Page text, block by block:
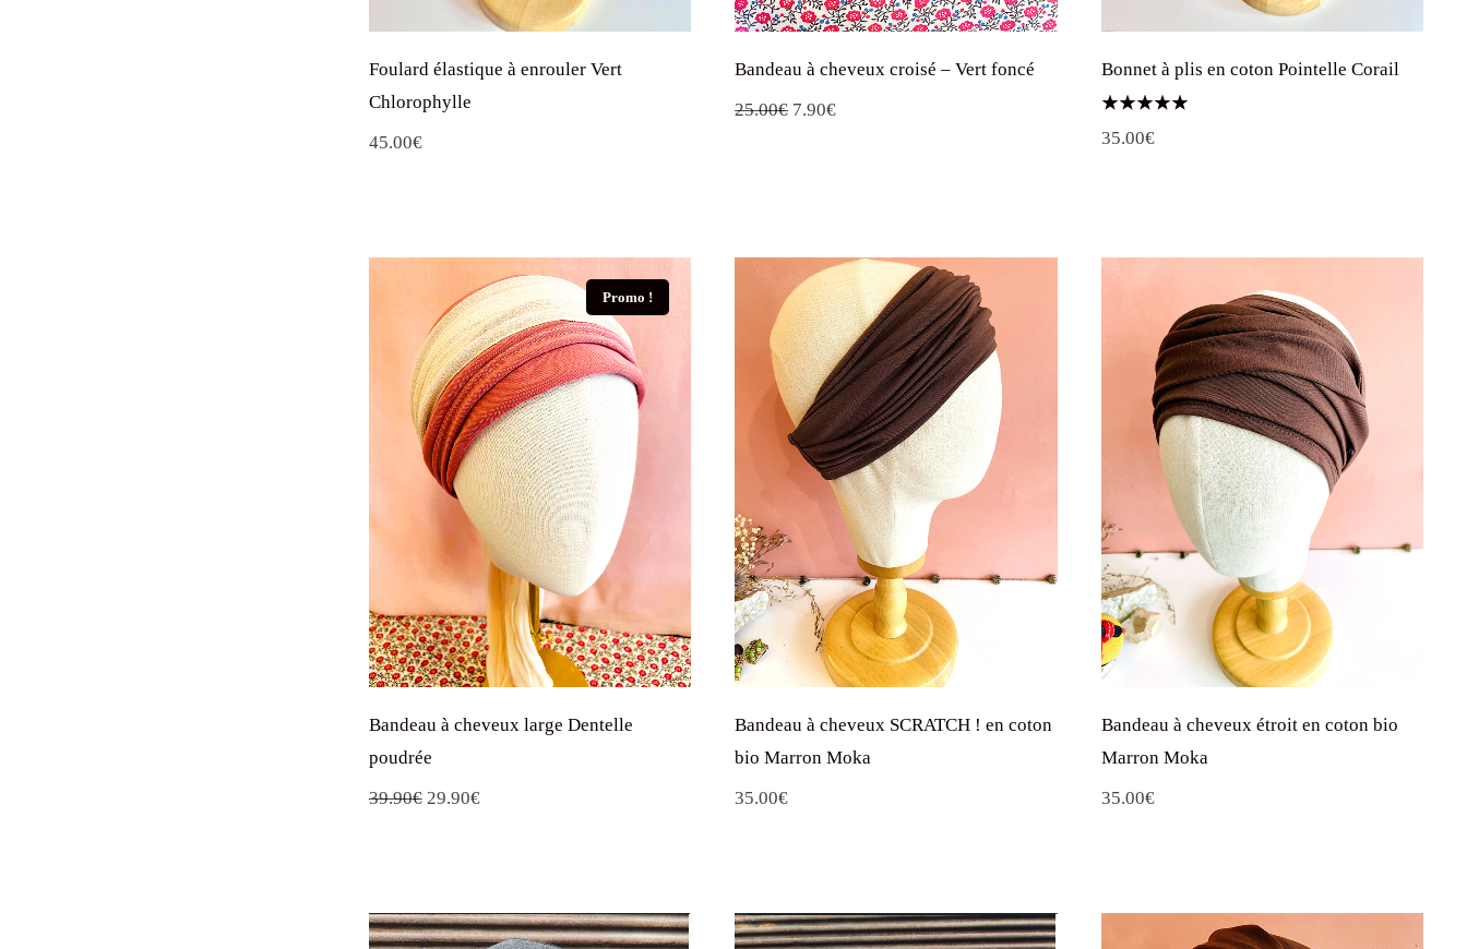
Foulard élastique à enrouler Vert
Chlorophylle
45.00€
Bandeau à cheveux croisé – Vert foncé
25.00€ Le
7.90€Le
Bonnet à plis en coton Pointelle Corail
5.00
35.00€
Promo !
Bandeau à cheveux large Dentelle
poudrée
39.90€ Le
39.90€.
29.90€Le
29.90€.
Bandeau à cheveux SCRATCH ! en coton
bio Marron Moka
35.00€
Bandeau à cheveux étroit en coton bio
Marron Moka
35.00€